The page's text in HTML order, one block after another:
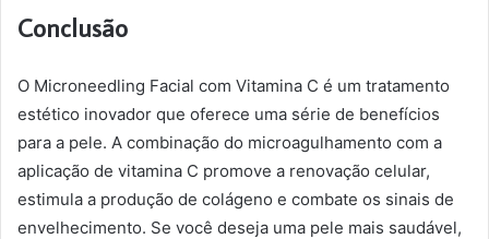
Conclusão
O Microneedling Facial com Vitamina C é um tratamento
estético inovador que oferece uma série de benefícios
para a pele. A combinação do microagulhamento com a
aplicação de vitamina C promove a renovação celular,
estimula a produção de colágeno e combate os sinais de
envelhecimento. Se você deseja uma pele mais saudável,